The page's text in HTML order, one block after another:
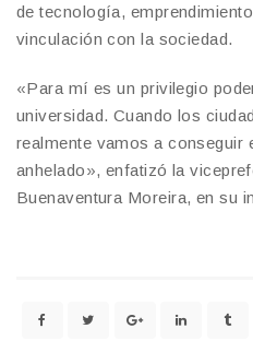
de tecnología,
vinculación con la sociedad.
«Para mí es un privilegio
universidad. Cuando los
realmente vamos a conseguir
anhelado», enfatizó la
Buenaventura Moreira, en su